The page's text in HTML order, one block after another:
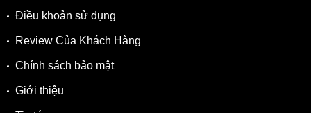
Điều khoản sử dụng
Review Của Khách Hàng
Chính sách bảo mật
Giới thiệu